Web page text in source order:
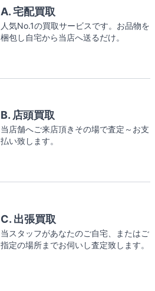
A. 宅配買取
人気No.1の買取サービスです。お品物を
梱包し自宅から当店へ送るだけ。
B. 店頭買取
当店舗へご来店頂きその場で査定～お支
払い致します。
C. 出張買取
当スタッフがあなたのご自宅、またはご
指定の場所までお伺いし査定致します。